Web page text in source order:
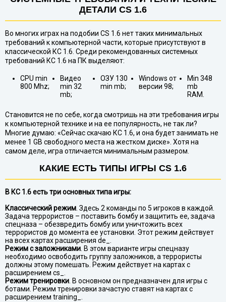
ДЕТАЛИ CS 1.6
Во многих играх на подобии CS 1.6 нет таких минимальных
требований к компьютерной части, которые присутствуют в
классической КС 1.6. Среди рекомендованных системных
требований КС 1.6 на ПК выделяют:
CPU min
800 Mhz;
Видео
min 32
mb;
ОЗУ 130
min mb;
Windows от
версии 98;
Min 348
mb
RAM.
Становится не по себе, когда смотришь на эти требования игры
к компьютерной технике и на ее популярность, не так ли?
Многие думаю: «Сейчас скачаю КС 1.6, и она будет занимать не
менее 1 GB свободного места на жестком диске». Хотя на
самом деле, игра отличается минимальным размером.
КАКИЕ ЕСТЬ ТИПЫ ИГРЫ CS 1.6
В КС 1.6 есть три основных типа игры:
Классический режим . Здесь 2 команды по 5 игроков в каждой.
Задача террористов – поставить бомбу и защитить ее, задача
спецназа – обезвредить бомбу или уничтожить всех
террористов до момента ее установки. Этот режим действует
на всех картах расширения de_.
Режим с заложниками . В этом варианте игры спецназу
необходимо освободить группу заложников, а террористы
должны этому помешать. Режим действует на картах с
расширением cs_.
Режим тренировки . В основном он предназначен для игры с
ботами. Режим тренировки зачастую ставят на картах с
расширением training_.